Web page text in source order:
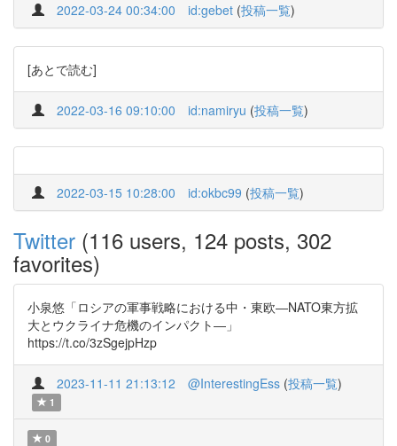
2022-03-24 00:34:00 id:gebet (投稿一覧)
[あとで読む]
2022-03-16 09:10:00 id:namiryu (投稿一覧)
2022-03-15 10:28:00 id:okbc99 (投稿一覧)
Twitter (116 users, 124 posts, 302
favorites)
小泉悠「ロシアの軍事戦略における中・東欧―NATO東方拡
大とウクライナ危機のインパクト―」
https://t.co/3zSgejpHzp
2023-11-11 21:13:12 @InterestingEss (投稿一覧)
1
0